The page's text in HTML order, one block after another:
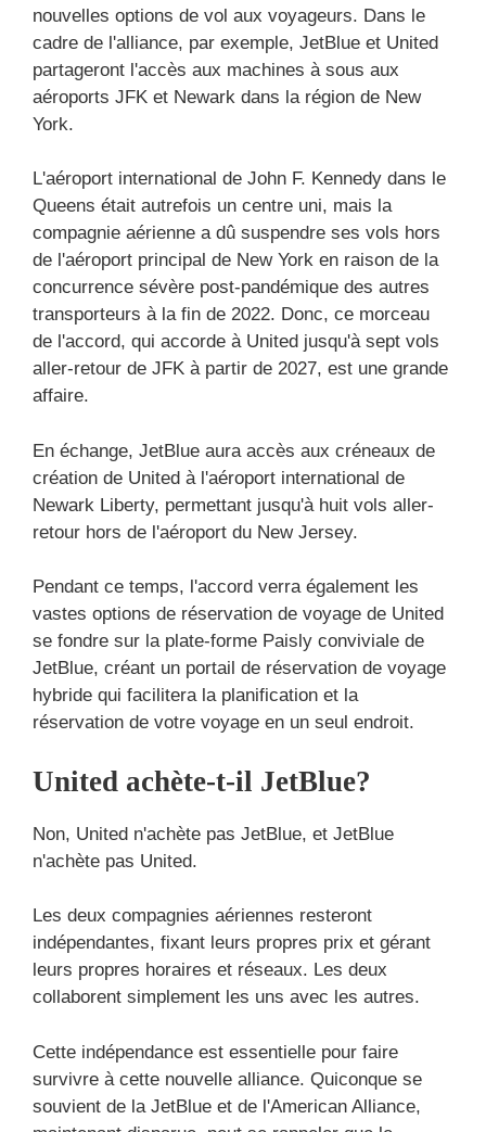
nouvelles options de vol aux voyageurs. Dans le
cadre de l'alliance, par exemple, JetBlue et United
partageront l'accès aux machines à sous aux
aéroports JFK et Newark dans la région de New
York.
L'aéroport international de John F. Kennedy dans le
Queens était autrefois un centre uni, mais la
compagnie aérienne a dû suspendre ses vols hors
de l'aéroport principal de New York en raison de la
concurrence sévère post-pandémique des autres
transporteurs à la fin de 2022. Donc, ce morceau
de l'accord, qui accorde à United jusqu'à sept vols
aller-retour de JFK à partir de 2027, est une grande
affaire.
En échange, JetBlue aura accès aux créneaux de
création de United à l'aéroport international de
Newark Liberty, permettant jusqu'à huit vols aller-
retour hors de l'aéroport du New Jersey.
Pendant ce temps, l'accord verra également les
vastes options de réservation de voyage de United
se fondre sur la plate-forme Paisly conviviale de
JetBlue, créant un portail de réservation de voyage
hybride qui facilitera la planification et la
réservation de votre voyage en un seul endroit.
United achète-t-il JetBlue?
Non, United n'achète pas JetBlue, et JetBlue
n'achète pas United.
Les deux compagnies aériennes resteront
indépendantes, fixant leurs propres prix et gérant
leurs propres horaires et réseaux. Les deux
collaborent simplement les uns avec les autres.
Cette indépendance est essentielle pour faire
survivre à cette nouvelle alliance. Quiconque se
souvient de la JetBlue et de l'American Alliance,